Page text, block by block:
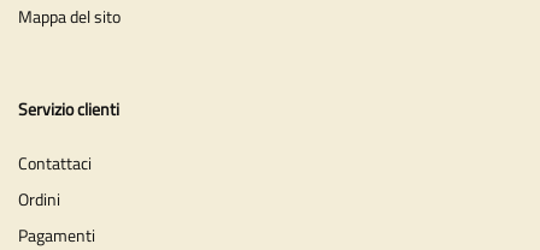
Mappa del sito
Servizio clienti
Contattaci
Ordini
Pagamenti